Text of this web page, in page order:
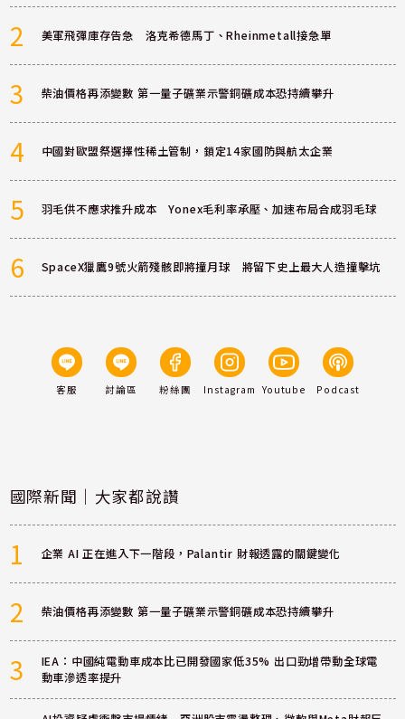
2 美軍飛彈庫存告急 洛克希德馬丁、Rheinmetall接急單
3 柴油價格再添變數 第一量子礦業示警銅礦成本恐持續攀升
4 中國對歐盟祭選擇性稀土管制，鎖定14家國防與航太企業
5 羽毛供不應求推升成本 Yonex毛利率承壓、加速布局合成羽毛球
6 SpaceX獵鷹9號火箭殘骸即將撞月球 將留下史上最大人造撞擊坑
客服 討論區 粉絲團 Instagram Youtube Podcast
國際新聞｜大家都說讚
1 企業 AI 正在進入下一階段，Palantir 財報透露的關鍵變化
2 柴油價格再添變數 第一量子礦業示警銅礦成本恐持續攀升
3
IEA：中國純電動車成本比已開發國家低35% 出口勁增帶動全球電
動車滲透率提升